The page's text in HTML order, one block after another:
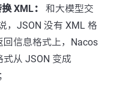
XML：
和大模型交
，JSON 没有 XML 格
回信息格式上，Nacos
式从 JSON 变成